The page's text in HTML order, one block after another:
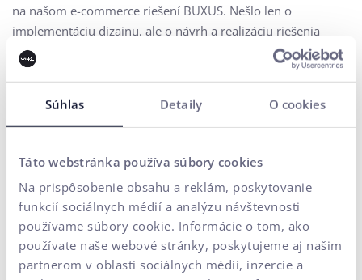
Súhlas Detaily O cookies
Táto webstránka používa súbory cookies
Na prispôsobenie obsahu a reklám, poskytovanie
funkcií sociálnych médií a analýzu návštevnosti
používame súbory cookie. Informácie o tom, ako
používate naše webové stránky, poskytujeme aj našim
partnerom v oblasti sociálnych médií, inzercie a
na našom e-commerce riešení BUXUS. Nešlo len o
implementáciu dizajnu, ale o návrh a realizáciu riešenia
postaveného na reálnych biznisových potrebách klienta -
sezónny sortiment, veľký počet produktov a kombinácia
zákazníkov. BUXUS zastrešuje prezentáciu, obsah, nákupný
proces a celkovú zákaznícku skúsenosť.
B2B & B2C v jednom systéme